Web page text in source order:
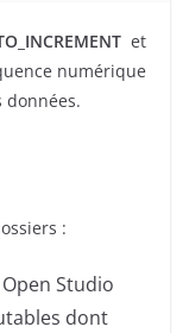
et
numérique
données.
:
Studio
dont